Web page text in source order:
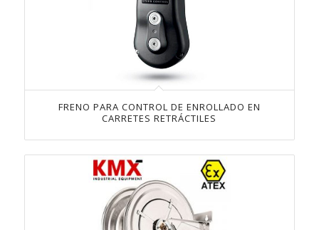
FRENO PARA CONTROL DE ENROLLADO EN
CARRETES RETRÁCTILES